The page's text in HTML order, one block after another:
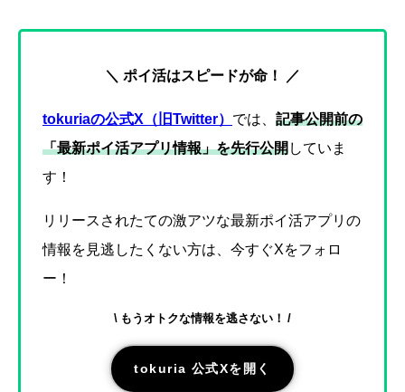
＼ ポイ活はスピードが命！ ／
tokuriaの公式X（旧Twitter） では、 記事公開前の
「最新ポイ活アプリ情報」を先行公開していま
す！
リリースされたての激アツな最新ポイ活アプリの
情報を見逃したくない方は、今すぐXをフォロ
ー！
\ もうオトクな情報を逃さない！ /
tokuria 公式Xを開く